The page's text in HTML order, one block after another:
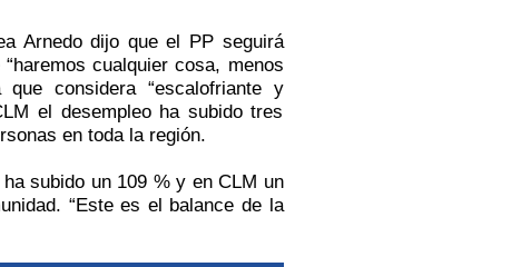
Arnedo dijo que el PP seguirá
cualquier cosa, menos
considera “escalofriante y
el desempleo ha subido tres
en toda la región.
subido un 109 % y en CLM un
“Este es el balance de la